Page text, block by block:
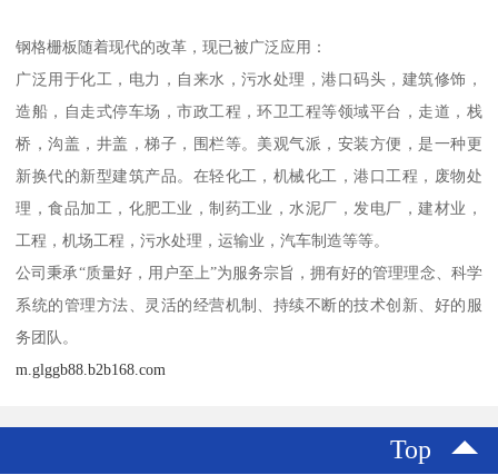
钢格栅板随着现代的改革，现已被广泛应用：
广泛用于化工，电力，自来水，污水处理，港口码头，建筑修饰，
造船，自走式停车场，市政工程，环卫工程等领域平台，走道，栈
桥，沟盖，井盖，梯子，围栏等。美观气派，安装方便，是一种更
新换代的新型建筑产品。在轻化工，机械化工，港口工程，废物处
理，食品加工，化肥工业，制药工业，水泥厂，发电厂，建材业，
工程，机场工程，污水处理，运输业，汽车制造等等。
公司秉承“质量好，用户至上”为服务宗旨，拥有好的管理理念、科学
系统的管理方法、灵活的经营机制、持续不断的技术创新、好的服
务团队。
m.glggb88.b2b168.com
Top